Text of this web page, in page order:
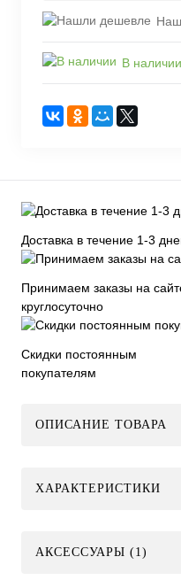
В наличии
Доставка в течение 1-3
Принимаем заказы на
круглосуточно
Скидки постоянным
покупателям
ОПИСАНИЕ ТОВАРА
ХАРАКТЕРИСТИКИ
АКСЕССУАРЫ (1)